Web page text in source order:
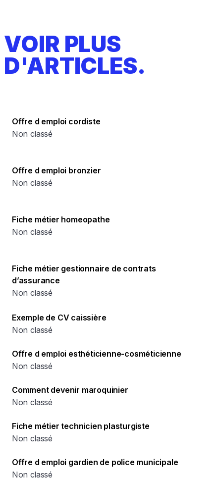
VOIR PLUS
D'ARTICLES.
Offre d emploi cordiste
Non classé
Offre d emploi bronzier
Non classé
Fiche métier homeopathe
Non classé
Fiche métier gestionnaire de contrats
d’assurance
Non classé
Exemple de CV caissière
Non classé
Offre d emploi esthéticienne-cosméticienne
Non classé
Comment devenir maroquinier
Non classé
Fiche métier technicien plasturgiste
Non classé
Offre d emploi gardien de police municipale
Non classé